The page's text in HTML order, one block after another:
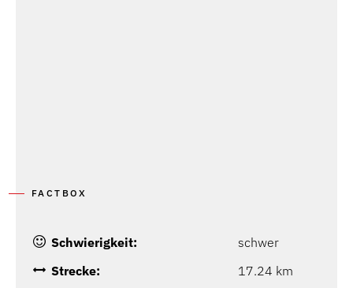
FACTBOX
Schwierigkeit:
schwer
Strecke:
17.24 km